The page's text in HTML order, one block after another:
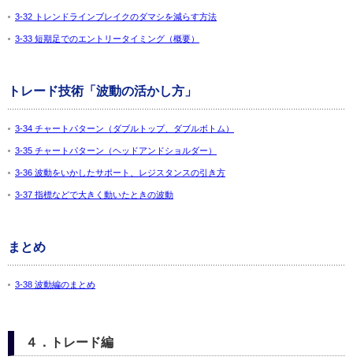
3-32 トレンドラインブレイクのダマシを減らす方法
3-33 短期足でのエントリータイミング（概要）
トレード技術「波動の活かし方」
3-34 チャートパターン（ダブルトップ、ダブルボトム）
3-35 チャートパターン（ヘッドアンドショルダー）
3-36 波動をいかしたサポート、レジスタンスの引き方
3-37 指標などで大きく動いたときの波動
まとめ
3-38 波動編のまとめ
４．トレード編